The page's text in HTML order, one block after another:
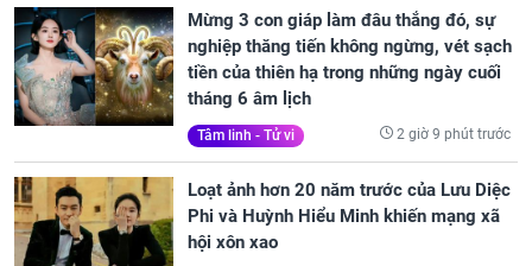
Mừng 3 con giáp làm đâu thắng đó, sự
nghiệp thăng tiến không ngừng, vét sạch
tiền của thiên hạ trong những ngày cuối
tháng 6 âm lịch
Tâm linh - Tử vi 2 giờ 9 phút trước
Loạt ảnh hơn 20 năm trước của Lưu Diệc
Phi và Huỳnh Hiểu Minh khiến mạng xã
hội xôn xao